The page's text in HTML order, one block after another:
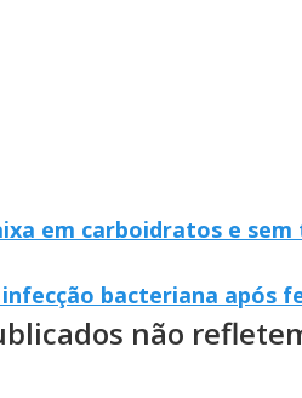
em carboidratos e sem
infecção bacteriana após
não